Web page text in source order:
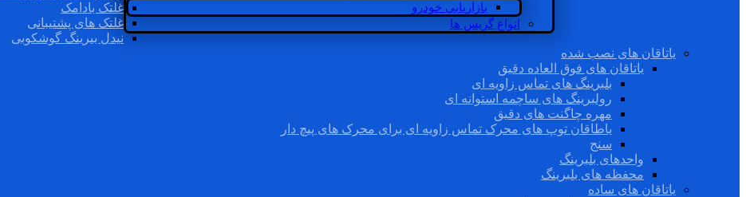
بازاریابی خودرو
انواع گریس ها
غلتک بادامک
غلتک های پشتیبانی
نیدل بیرینگ گوشکوبی
یاتاقان های نصب شده
یاتاقان های فوق العاده دقیق
بلبرینگ های تماس زاویه ای
رولبرینگ های ساچمه استوانه ای
مهره چاگنت های دقیق
یاطاقان توپ های محرک تماس زاویه ای برای محرک های پیچ دار
سنج
واحدهای بلبرینگ
محفظه های بلبرینگ
یاتاقان های ساده